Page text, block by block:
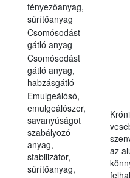
fényezőanyag,
sűrítőanyag
Csomósodást
gátló anyag
Csomósodást
gátló anyag,
habzásgátló
Emulgeálósó,
emulgeálószer,
savanyúságot
szabályozó
anyag,
stabilizátor,
sűrítőanyag,
az